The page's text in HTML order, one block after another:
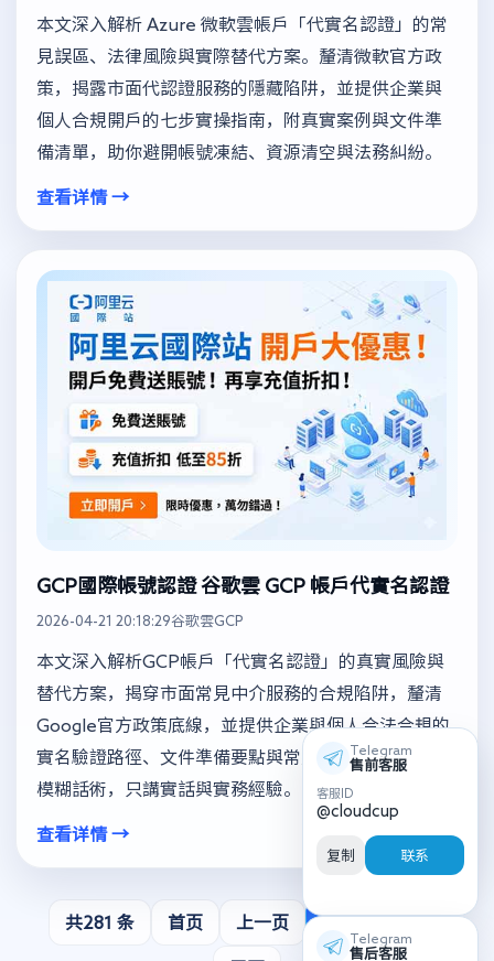
本文深入解析 Azure 微軟雲帳戶「代實名認證」的常
見誤區、法律風險與實際替代方案。釐清微軟官方政
策，揭露市面代認證服務的隱藏陷阱，並提供企業與
個人合規開戶的七步實操指南，附真實案例與文件準
備清單，助你避開帳號凍結、資源清空與法務糾紛。
查看详情 →
GCP國際帳號認證 谷歌雲 GCP 帳戶代實名認證
2026-04-21 20:18:29谷歌雲GCP
本文深入解析GCP帳戶「代實名認證」的真實風險與
替代方案，揭穿市面常見中介服務的合規陷阱，釐清
Google官方政策底線，並提供企業與個人合法合規的
實名驗證路徑、文件準備要點與常見失敗原因，拒絕
模糊話術，只講實話與實務經驗。
查看详情 →
共281 条 首页 上一页 42 下一页
Telegram
售前客服
客服ID
@cloudcup
复制 联系
Telegram
售后客服